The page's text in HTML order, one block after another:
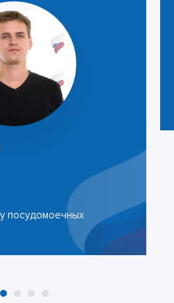
посудомоечных